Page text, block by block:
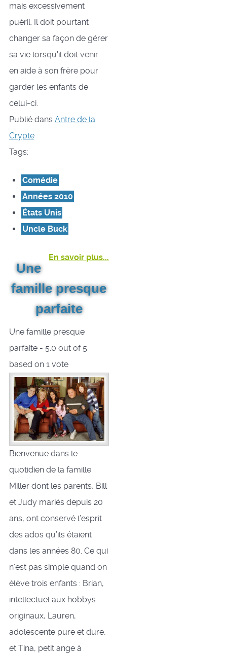
mais excessivement
puéril. Il doit pourtant
changer sa façon de gérer
sa vie lorsqu'il doit venir
en aide à son frère pour
garder les enfants de
celui-ci.
Publié dans Antre de la
Crypte
Tags:
Comédie
Années 2010
États Unis
Uncle Buck
En savoir plus...
Une
famille presque
parfaite
Une famille presque
parfaite- 5.0 out of 5
based on 1vote
Bienvenue dans le
quotidien de la famille
Miller dont les parents, Bill
et Judy mariés depuis 20
ans, ont conservé l’esprit
des ados qu’ils étaient
dans les années 80. Ce qui
n’est pas simple quand on
élève trois enfants : Brian,
intellectuel aux hobbys
originaux, Lauren,
adolescente pure et dure,
et Tina, petit ange à